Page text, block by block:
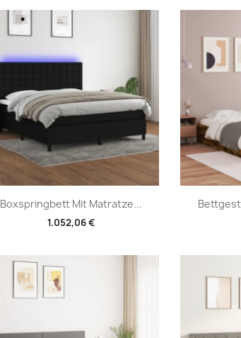
Boxspringbett Mit Matratze...
1.052,06 €
Vorschau